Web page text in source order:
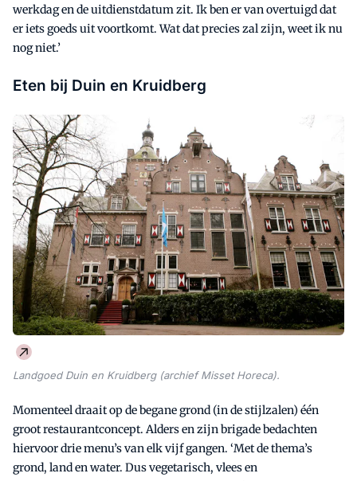
werkdag en de uitdienstdatum zit. Ik ben er van overtuigd dat
er iets goeds uit voortkomt. Wat dat precies zal zijn, weet ik nu
nog niet.’
Eten bij Duin en Kruidberg
Landgoed Duin en Kruidberg (archief Misset Horeca).
Momenteel draait op de begane grond (in de stijlzalen) één
groot restaurantconcept. Alders en zijn brigade bedachten
hiervoor drie menu’s van elk vijf gangen. ‘Met de thema’s
grond, land en water. Dus vegetarisch, vlees en